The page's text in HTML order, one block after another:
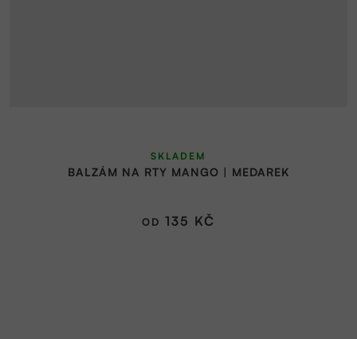
BALZÁM NA RTY MANGO | MEDAREK
SKLADEM
OD 135 KČ